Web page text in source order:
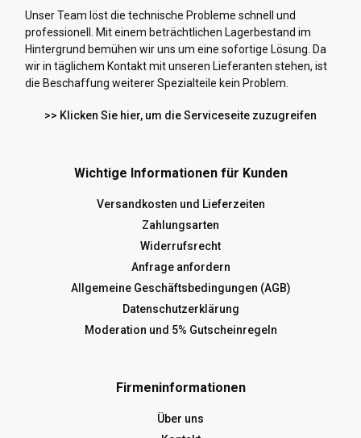
Unser Team löst die technische Probleme schnell und
professionell. Mit einem beträchtlichen Lagerbestand im
Hintergrund bemühen wir uns um eine sofortige Lösung. Da
wir in täglichem Kontakt mit unseren Lieferanten stehen, ist
die Beschaffung weiterer Spezialteile kein Problem.
>> Klicken Sie hier, um die Serviceseite zuzugreifen
Wichtige Informationen für Kunden
Versandkosten und Lieferzeiten
Zahlungsarten
Widerrufsrecht
Anfrage anfordern
Allgemeine Geschäftsbedingungen (AGB)
Datenschutzerklärung
Moderation und 5% Gutscheinregeln
Firmeninformationen
Über uns